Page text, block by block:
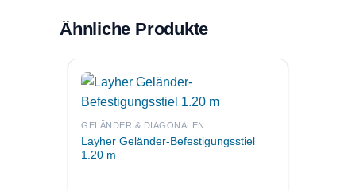
Ähnliche Produkte
GELÄNDER & DIAGONALEN
Layher Geländer-Befestigungsstiel
1.20 m